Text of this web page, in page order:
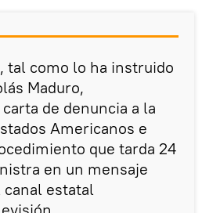
tal como lo ha instruido
Maduro,
de denuncia a la
Americanos e
que tarda 24
en un mensaje
estatal